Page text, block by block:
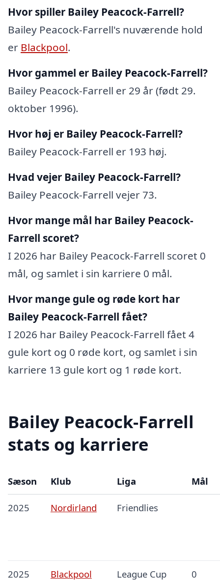
Hvor spiller Bailey Peacock-Farrell?
Bailey Peacock-Farrell's nuværende hold
er Blackpool.
Hvor gammel er Bailey Peacock-Farrell?
Bailey Peacock-Farrell er 29 år (født 29.
oktober 1996).
Hvor høj er Bailey Peacock-Farrell?
Bailey Peacock-Farrell er 193 høj.
Hvad vejer Bailey Peacock-Farrell?
Bailey Peacock-Farrell vejer 73.
Hvor mange mål har Bailey Peacock-
Farrell scoret?
I 2026 har Bailey Peacock-Farrell scoret 0
mål, og samlet i sin karriere 0 mål.
Hvor mange gule og røde kort har
Bailey Peacock-Farrell fået?
I 2026 har Bailey Peacock-Farrell fået 4
gule kort og 0 røde kort, og samlet i sin
karriere 13 gule kort og 1 røde kort.
Bailey Peacock-Farrell
stats og karriere
Sæson Klub Liga Mål
2025 Nordirland Friendlies
2025 Blackpool League Cup 0